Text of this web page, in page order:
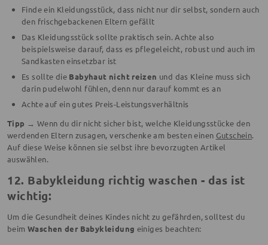
Finde ein Kleidungsstück, dass nicht nur dir selbst, sondern auch
den frischgebackenen Eltern gefällt
Das Kleidungsstück sollte praktisch sein. Achte also
beispielsweise darauf, dass es pflegeleicht, robust und auch im
Sandkasten einsetzbar ist
Es sollte die Babyhaut nicht reizen und das Kleine muss sich
darin pudelwohl fühlen, denn nur darauf kommt es an
Achte auf ein gutes Preis-Leistungsverhältnis
Tipp → Wenn du dir nicht sicher bist, welche Kleidungsstücke den
werdenden Eltern zusagen, verschenke am besten einen Gutschein.
Auf diese Weise können sie selbst ihre bevorzugten Artikel
auswählen.
12. Babykleidung richtig waschen - das ist
wichtig:
Um die Gesundheit deines Kindes nicht zu gefährden, solltest du
beim Waschen der Babykleidung einiges beachten: